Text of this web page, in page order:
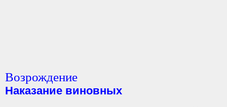
Возрождение
Наказание виновных